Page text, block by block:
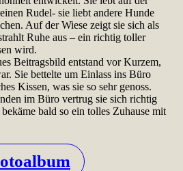
Rudel- sie liebt andere Hunde
Auf der Wiese zeigt sie sich als
Ruhe aus – ein richtig toller
wird.
Beitragsbild entstand vor Kurzem,
Sie bettelte um Einlass ins Büro
Kissen, was sie so sehr genoss.
im Büro vertrug sie sich richtig
bald so ein tolles Zuhause mit